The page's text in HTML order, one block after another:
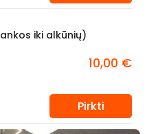
iki alkūnių)
10,00 €
Pirkti